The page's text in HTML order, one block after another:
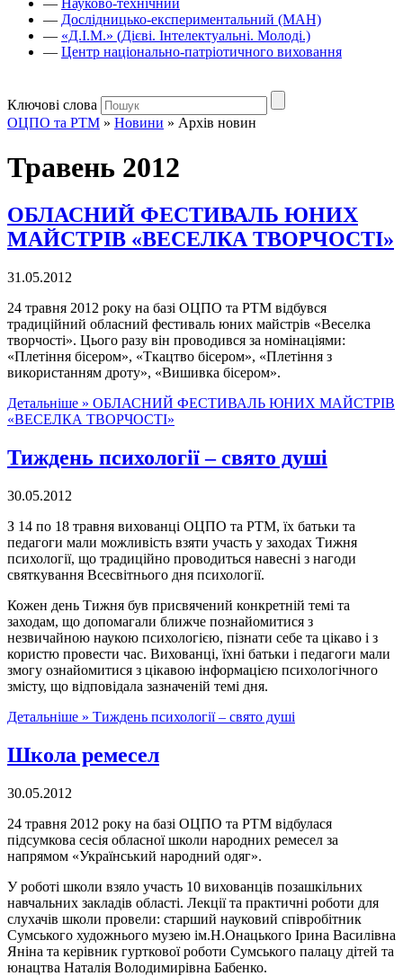
— Науково-технічний
— Дослідницько-експериментальний (МАН)
— «Д.І.М.» (Дієві. Інтелектуальні. Молоді.)
— Центр національно-патріотичного виховання
Ключові слова
ОЦПО та РТМ » Новини » Архів новин
Травень 2012
ОБЛАСНИЙ ФЕСТИВАЛЬ ЮНИХ
МАЙСТРІВ «ВЕСЕЛКА ТВОРЧОСТІ»
31.05.2012
24 травня 2012 року на базі ОЦПО та РТМ відбувся
традиційний обласний фестиваль юних майстрів «Веселка
творчості». Цього разу він проводився за номінаціями:
«Плетіння бісером», «Ткацтво бісером», «Плетіння з
використанням дроту», «Вишивка бісером».
Детальніше » ОБЛАСНИЙ ФЕСТИВАЛЬ ЮНИХ МАЙСТРІВ
«ВЕСЕЛКА ТВОРЧОСТІ»
Тиждень психології – свято душі
30.05.2012
З 14 по 18 травня вихованці ОЦПО та РТМ, їх батьки та
педагоги мали можливість взяти участь у заходах Тижня
психології, що традиційно проводиться навесні з нагоди
святкування Всесвітнього дня психології.
Кожен день Тижня був присвячений конкретній темі та
заходам, що допомагали ближче познайомитися з
незвичайною наукою психологією, пізнати себе та цікаво і з
користю провести час. Вихованці, їхні батьки і педагоги мали
змогу ознайомитися з цікавою інформацією психологічного
змісту, що відповідала зазначеній темі дня.
Детальніше » Тиждень психології – свято душі
Школа ремесел
30.05.2012
24 травня 2012 року на базі ОЦПО та РТМ відбулася
підсумкова сесія обласної школи народних ремесел за
напрямом «Український народний одяг».
У роботі школи взяло участь 10 вихованців позашкільних
навчальних закладів області. Лекції та практичні роботи для
слухачів школи провели: старший науковий співробітник
Сумського художнього музею ім.Н.Онацького Ірина Василівна
Яніна та керівник гурткової роботи Сумського палацу дітей та
юнацтва Наталія Володимирівна Бабенко.